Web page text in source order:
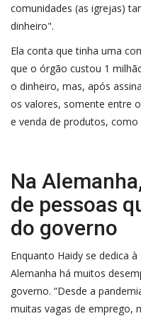
comunidades (as igrejas)
dinheiro".
Ela conta que tinha uma
que o órgão custou 1
o dinheiro, mas, após
os valores, somente entre
e venda de produtos, como
Na
de pessoas
do governo
Enquanto Haidy se dedica
Alemanha há muitos
governo. “Desde a
muitas vagas de emprego,